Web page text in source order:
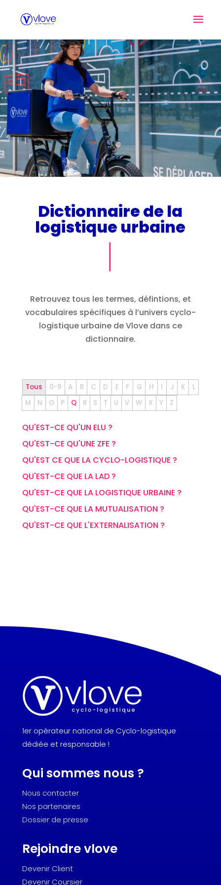
Dictionnaire de la
logistique urbaine
Retrouvez tous les termes, défintions, et
vocabulaires spécifiques à l’univers cyclo-
logistique urbaine de Vlove dans ce
dictionnaire.
Tous 0-9 A B C D E F G H I J K
L
M
N O P Q R S T U V W X Y Z
QU'EST-CE QU'UN ELU ?
QU'EST-CE QU'UNE ZFE ?
QU'EST CE QUE LA CYCLO-LOGISTIQUE ?
QU'EST-CE QUE LA LAD ?
QU'EST-CE QUE LA LOGISTIQUE URBAINE ?
QU'EST-CE QUE LA MUTUALISATION ?
QU'EST-CE QUE L'EXTERNALISATION ?
1er opérateur national de Cyclo-logistique
dédiée et responsable !
Qui sommes nous ?
Nous contacter
Nos partenaires
Dossier de presse
Rejoindre vlove
Devenir Client
Devenir Coursier